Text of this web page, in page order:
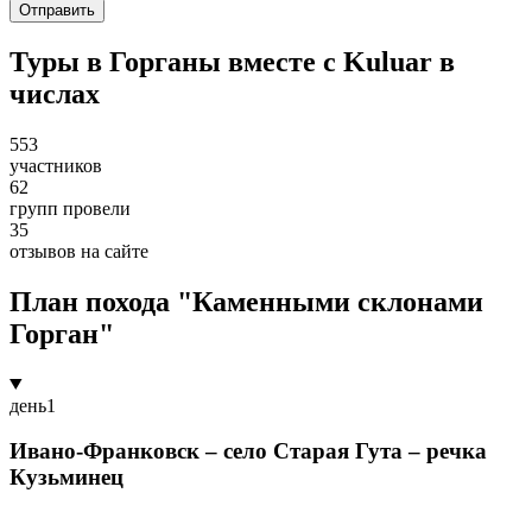
Отправить
Туры в Горганы вместе с Kuluar в
числах
553
участников
62
групп провели
35
отзывов на сайте
План похода "Каменными склонами
Горган"
день1
Ивано-Франковск – село Старая Гута – речка
Кузьминец